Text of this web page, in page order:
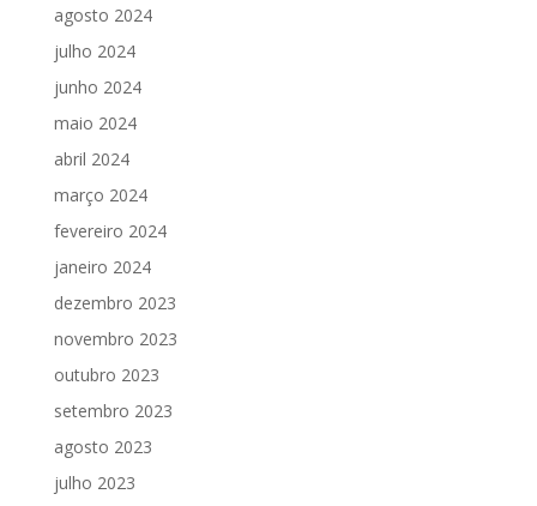
agosto 2024
julho 2024
junho 2024
maio 2024
abril 2024
março 2024
fevereiro 2024
janeiro 2024
dezembro 2023
novembro 2023
outubro 2023
setembro 2023
agosto 2023
julho 2023